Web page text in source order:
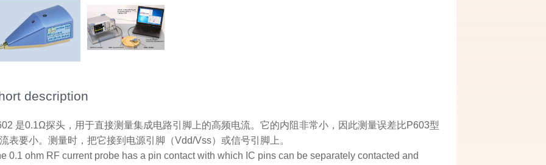
description
是0.1Ω探头，用于直接测量集成电路引脚上的高频电流。它的内阻非常小，因此测量误差比P603型
表要小。测量时，把它接到电源引脚（Vdd/Vss）或信号引脚上。
0.1 ohm RF current probe has a pin contact with which IC pins can be separately contacted and